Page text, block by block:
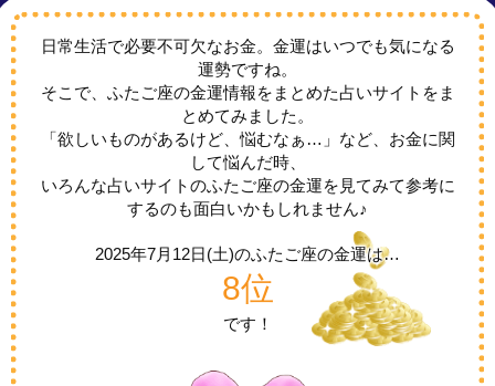
日常生活で必要不可欠なお金。金運はいつでも気になる
運勢ですね。
そこで、ふたご座の金運情報をまとめた占いサイトをま
とめてみました。
「欲しいものがあるけど、悩むなぁ…」など、お金に関
して悩んだ時、
いろんな占いサイトのふたご座の金運を見てみて参考に
するのも面白いかもしれません♪
2025年7月12日(土)のふたご座の金運は…
8位
です！